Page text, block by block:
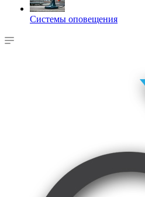
Системы оповещения